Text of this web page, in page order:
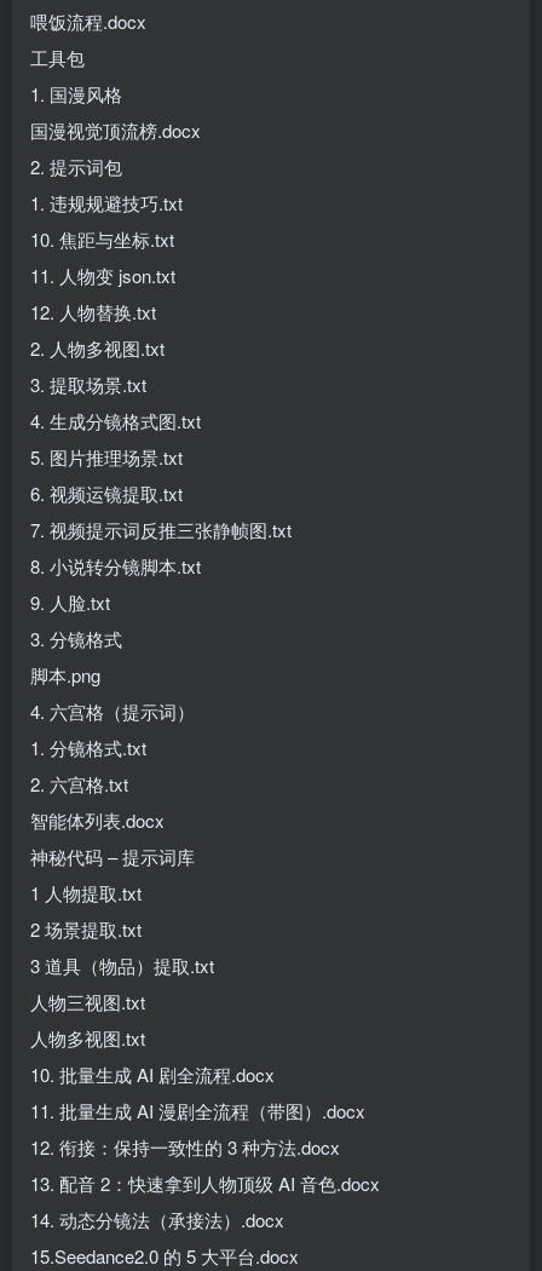
喂饭流程.docx
工具包
1. 国漫风格
国漫视觉顶流榜.docx
2. 提示词包
1. 违规规避技巧.txt
10. 焦距与坐标.txt
11. 人物变 json.txt
12. 人物替换.txt
2. 人物多视图.txt
3. 提取场景.txt
4. 生成分镜格式图.txt
5. 图片推理场景.txt
6. 视频运镜提取.txt
7. 视频提示词反推三张静帧图.txt
8. 小说转分镜脚本.txt
9. 人脸.txt
3. 分镜格式
脚本.png
4. 六宫格（提示词）
1. 分镜格式.txt
2. 六宫格.txt
智能体列表.docx
神秘代码 – 提示词库
1 人物提取.txt
2 场景提取.txt
3 道具（物品）提取.txt
人物三视图.txt
人物多视图.txt
10. 批量生成 AI 剧全流程.docx
11. 批量生成 AI 漫剧全流程（带图）.docx
12. 衔接：保持一致性的 3 种方法.docx
13. 配音 2：快速拿到人物顶级 AI 音色.docx
14. 动态分镜法（承接法）.docx
15.Seedance2.0 的 5 大平台.docx